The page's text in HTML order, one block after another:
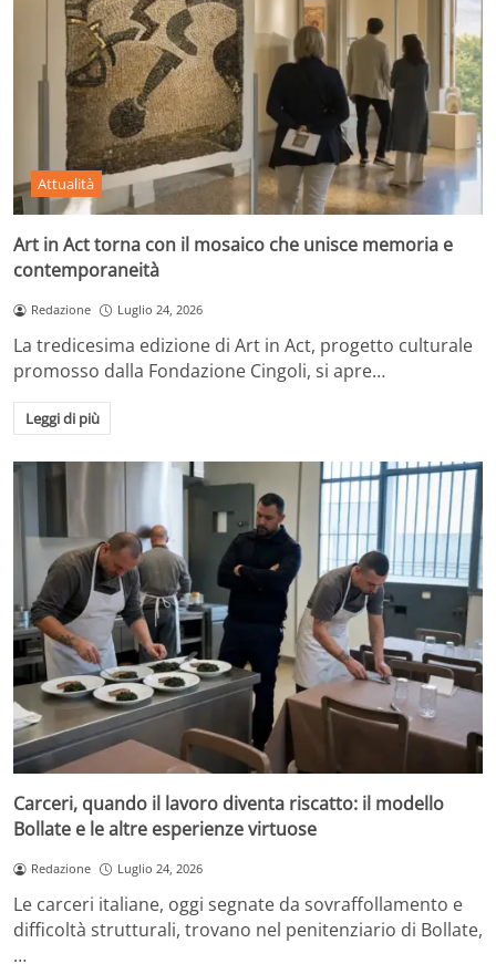
Attualità
Art in Act torna con il mosaico che unisce memoria e
contemporaneità
Redazione Luglio 24, 2026
La tredicesima edizione di Art in Act, progetto culturale
promosso dalla Fondazione Cingoli, si apre…
Leggi di più
Carceri, quando il lavoro diventa riscatto: il modello
Bollate e le altre esperienze virtuose
Redazione Luglio 24, 2026
Le carceri italiane, oggi segnate da sovraffollamento e
difficoltà strutturali, trovano nel penitenziario di Bollate,
…